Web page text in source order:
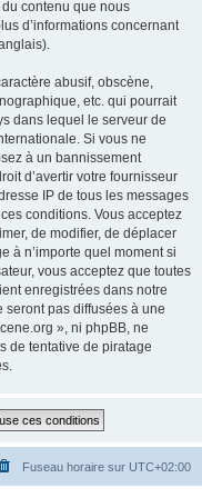
contenu que nous
d’informations concernant
abusif, obscène,
etc. qui pourrait
dans lequel le serveur de
Si vous ne
à un bannissement
d’avertir votre fournisseur
IP de tous les messages
conditions. Vous acceptez
de modifier, de déplacer
à n’importe quel moment si
vous acceptez que toutes
enregistrées dans notre
pas diffusées à une
», ni phpBB, ne
de tentative de piratage
Fuseau horaire sur UTC+02:00